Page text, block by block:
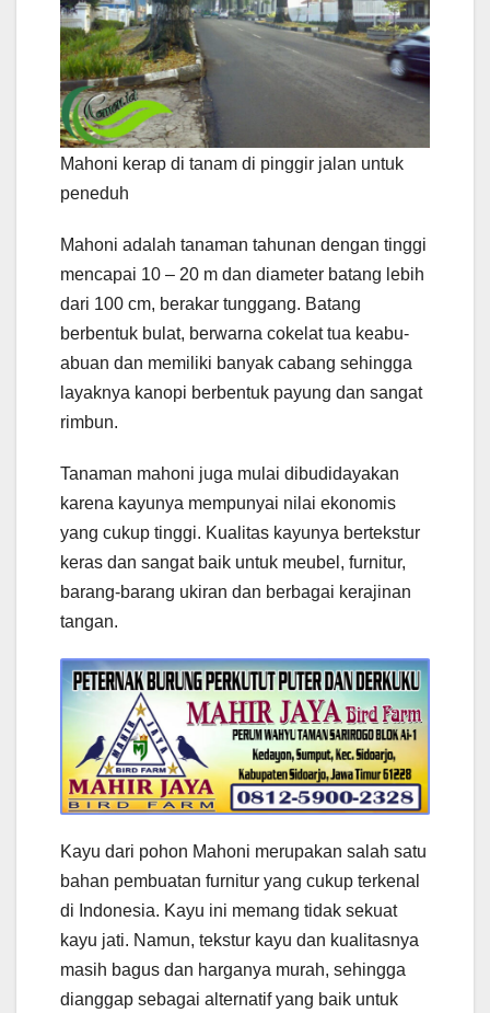
Mahoni kerap di tanam di pinggir jalan untuk
peneduh
Mahoni adalah tanaman tahunan dengan tinggi
mencapai 10 – 20 m dan diameter batang lebih
dari 100 cm, berakar tunggang. Batang
berbentuk bulat, berwarna cokelat tua keabu-
abuan dan memiliki banyak cabang sehingga
layaknya kanopi berbentuk payung dan sangat
rimbun.
Tanaman mahoni juga mulai dibudidayakan
karena kayunya mempunyai nilai ekonomis
yang cukup tinggi. Kualitas kayunya bertekstur
keras dan sangat baik untuk meubel, furnitur,
barang-barang ukiran dan berbagai kerajinan
tangan.
Kayu dari pohon Mahoni merupakan salah satu
bahan pembuatan furnitur yang cukup terkenal
di Indonesia. Kayu ini memang tidak sekuat
kayu jati. Namun, tekstur kayu dan kualitasnya
masih bagus dan harganya murah, sehingga
dianggap sebagai alternatif yang baik untuk